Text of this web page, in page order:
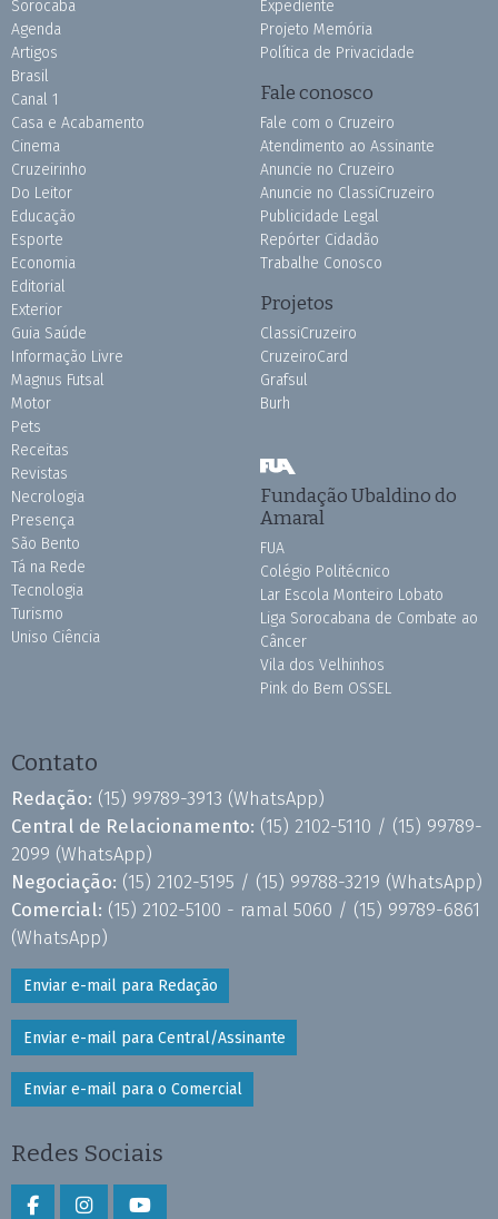
Sorocaba
Agenda
Artigos
Brasil
Canal 1
Casa e Acabamento
Cinema
Cruzeirinho
Do Leitor
Educação
Esporte
Economia
Editorial
Exterior
Guia Saúde
Informação Livre
Magnus Futsal
Motor
Pets
Receitas
Revistas
Necrologia
Presença
São Bento
Tá na Rede
Tecnologia
Turismo
Uniso Ciência
Expediente
Projeto Memória
Política de Privacidade
Fale conosco
Fale com o Cruzeiro
Atendimento ao Assinante
Anuncie no Cruzeiro
Anuncie no ClassiCruzeiro
Publicidade Legal
Repórter Cidadão
Trabalhe Conosco
Projetos
ClassiCruzeiro
CruzeiroCard
Grafsul
Burh
Fundação Ubaldino do
Amaral
FUA
Colégio Politécnico
Lar Escola Monteiro Lobato
Liga Sorocabana de Combate ao
Câncer
Vila dos Velhinhos
Pink do Bem OSSEL
Contato
Redação: (15) 99789-3913 (WhatsApp)
Central de Relacionamento: (15) 2102-5110 / (15) 99789-
2099 (WhatsApp)
Negociação: (15) 2102-5195 / (15) 99788-3219 (WhatsApp)
Comercial: (15) 2102-5100 - ramal 5060 / (15) 99789-6861
(WhatsApp)
Enviar e-mail para Redação
Enviar e-mail para Central/Assinante
Enviar e-mail para o Comercial
Redes Sociais